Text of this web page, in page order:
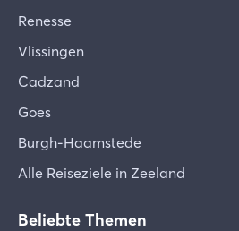
Renesse
Vlissingen
Cadzand
Goes
Burgh-Haamstede
Alle Reiseziele in Zeeland
Beliebte Themen